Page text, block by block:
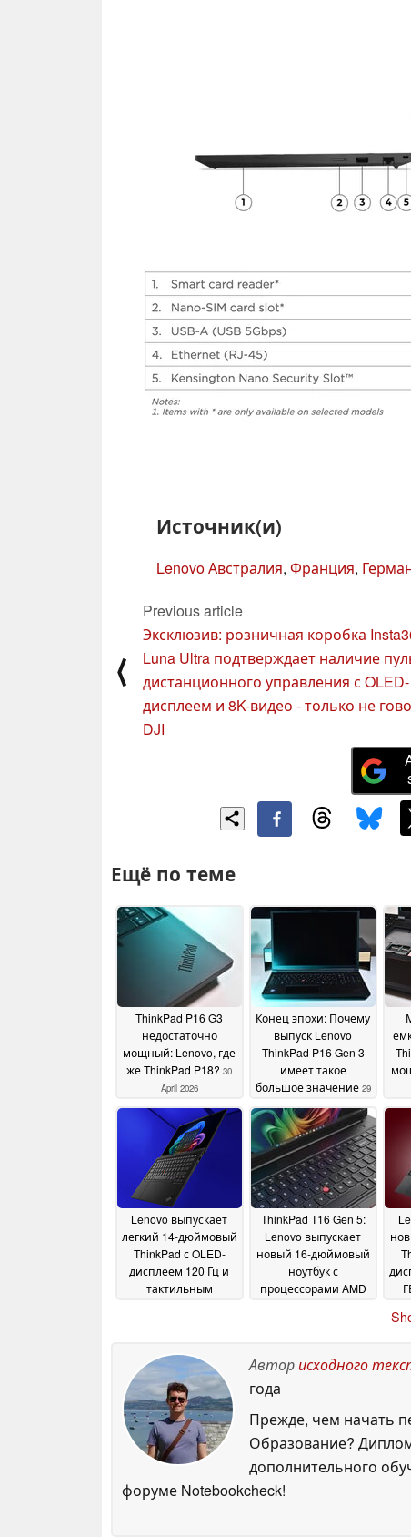
Источник(и)
Lenovo Австралия, Франция,
⟨
Previous article
Эксклюзив: розничная коробка
Luna Ultra подтверждает наличие
дистанционного управления с OLED-
дисплеем и 8K-видео - только не
DJI
Ещё по теме
ThinkPad P16 G3
недостаточно
мощный: Lenovo, где
же ThinkPad P18? 30
April 2026
Конец эпохи: Почему
выпуск Lenovo
ThinkPad P16 Gen 3
имеет такое
большое значение 29
April 2026
Lenovo выпускает
легкий 14-дюймовый
ThinkPad с OLED-
дисплеем 120 Гц и
тактильным
ThinkPad T16 Gen 5:
Lenovo выпускает
новый 16-дюймовый
ноутбук с
процессорами AMD
Авторисходного
года
Прежде, чем начать
Образование?
дополнительного
форуме Notebookcheck!